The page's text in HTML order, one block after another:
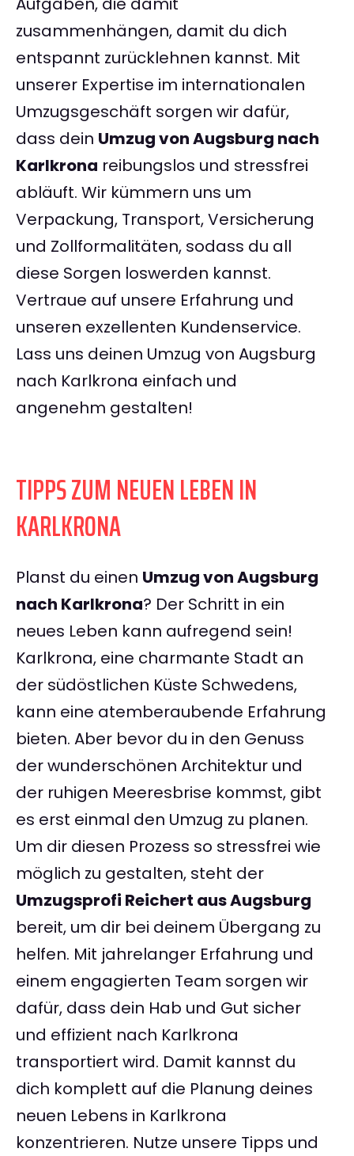
zusammenhängen, damit du dich
entspannt zurücklehnen kannst. Mit
unserer Expertise im internationalen
Umzugsgeschäft sorgen wir dafür,
dass dein Umzug von Augsburg nach
Karlkrona reibungslos und stressfrei
abläuft. Wir kümmern uns um
Verpackung, Transport, Versicherung
und Zollformalitäten, sodass du all
diese Sorgen loswerden kannst.
Vertraue auf unsere Erfahrung und
unseren exzellenten Kundenservice.
Lass uns deinen Umzug von Augsburg
nach Karlkrona einfach und
angenehm gestalten!
TIPPS ZUM NEUEN LEBEN IN
KARLKRONA
Planst du einen Umzug von Augsburg
nach Karlkrona? Der Schritt in ein
neues Leben kann aufregend sein!
Karlkrona, eine charmante Stadt an
der südöstlichen Küste Schwedens,
kann eine atemberaubende Erfahrung
bieten. Aber bevor du in den Genuss
der wunderschönen Architektur und
der ruhigen Meeresbrise kommst, gibt
es erst einmal den Umzug zu planen.
Um dir diesen Prozess so stressfrei wie
möglich zu gestalten, steht der
Umzugsprofi Reichert aus Augsburg
bereit, um dir bei deinem Übergang zu
helfen. Mit jahrelanger Erfahrung und
einem engagierten Team sorgen wir
dafür, dass dein Hab und Gut sicher
und effizient nach Karlkrona
transportiert wird. Damit kannst du
dich komplett auf die Planung deines
neuen Lebens in Karlkrona
konzentrieren. Nutze unsere Tipps und